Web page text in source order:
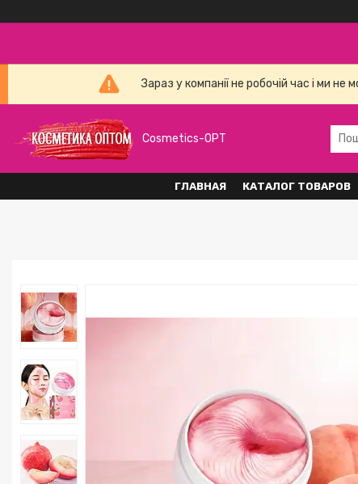
Зараз у компанії не робочій час і ми
Cosmetics-OPT
ГЛАВНАЯ КАТАЛОГ ТОВАРОВ